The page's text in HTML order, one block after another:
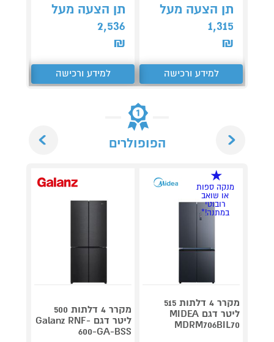
תן הצעה מעל
1,315
₪
למידע ורכישה
תן הצעה מעל
2,536
₪
למידע ורכישה
הפופולרים
מנקה ספות
או שואב
רובוטי
במתנה!*
מקרר 4 דלתות 515
ליטר דגם MIDEA
MDRM706BIL70
מקרר 4 דלתות 500
ליטר דגם Galanz RNF-
600-GA-BSS